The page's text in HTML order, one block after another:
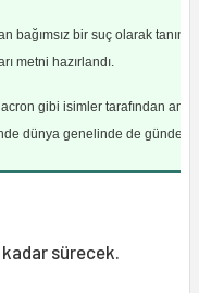
bağımsız bir suç olarak
metni hazırlandı.
gibi isimler tarafından
dünya genelinde de gündem
sürecek.